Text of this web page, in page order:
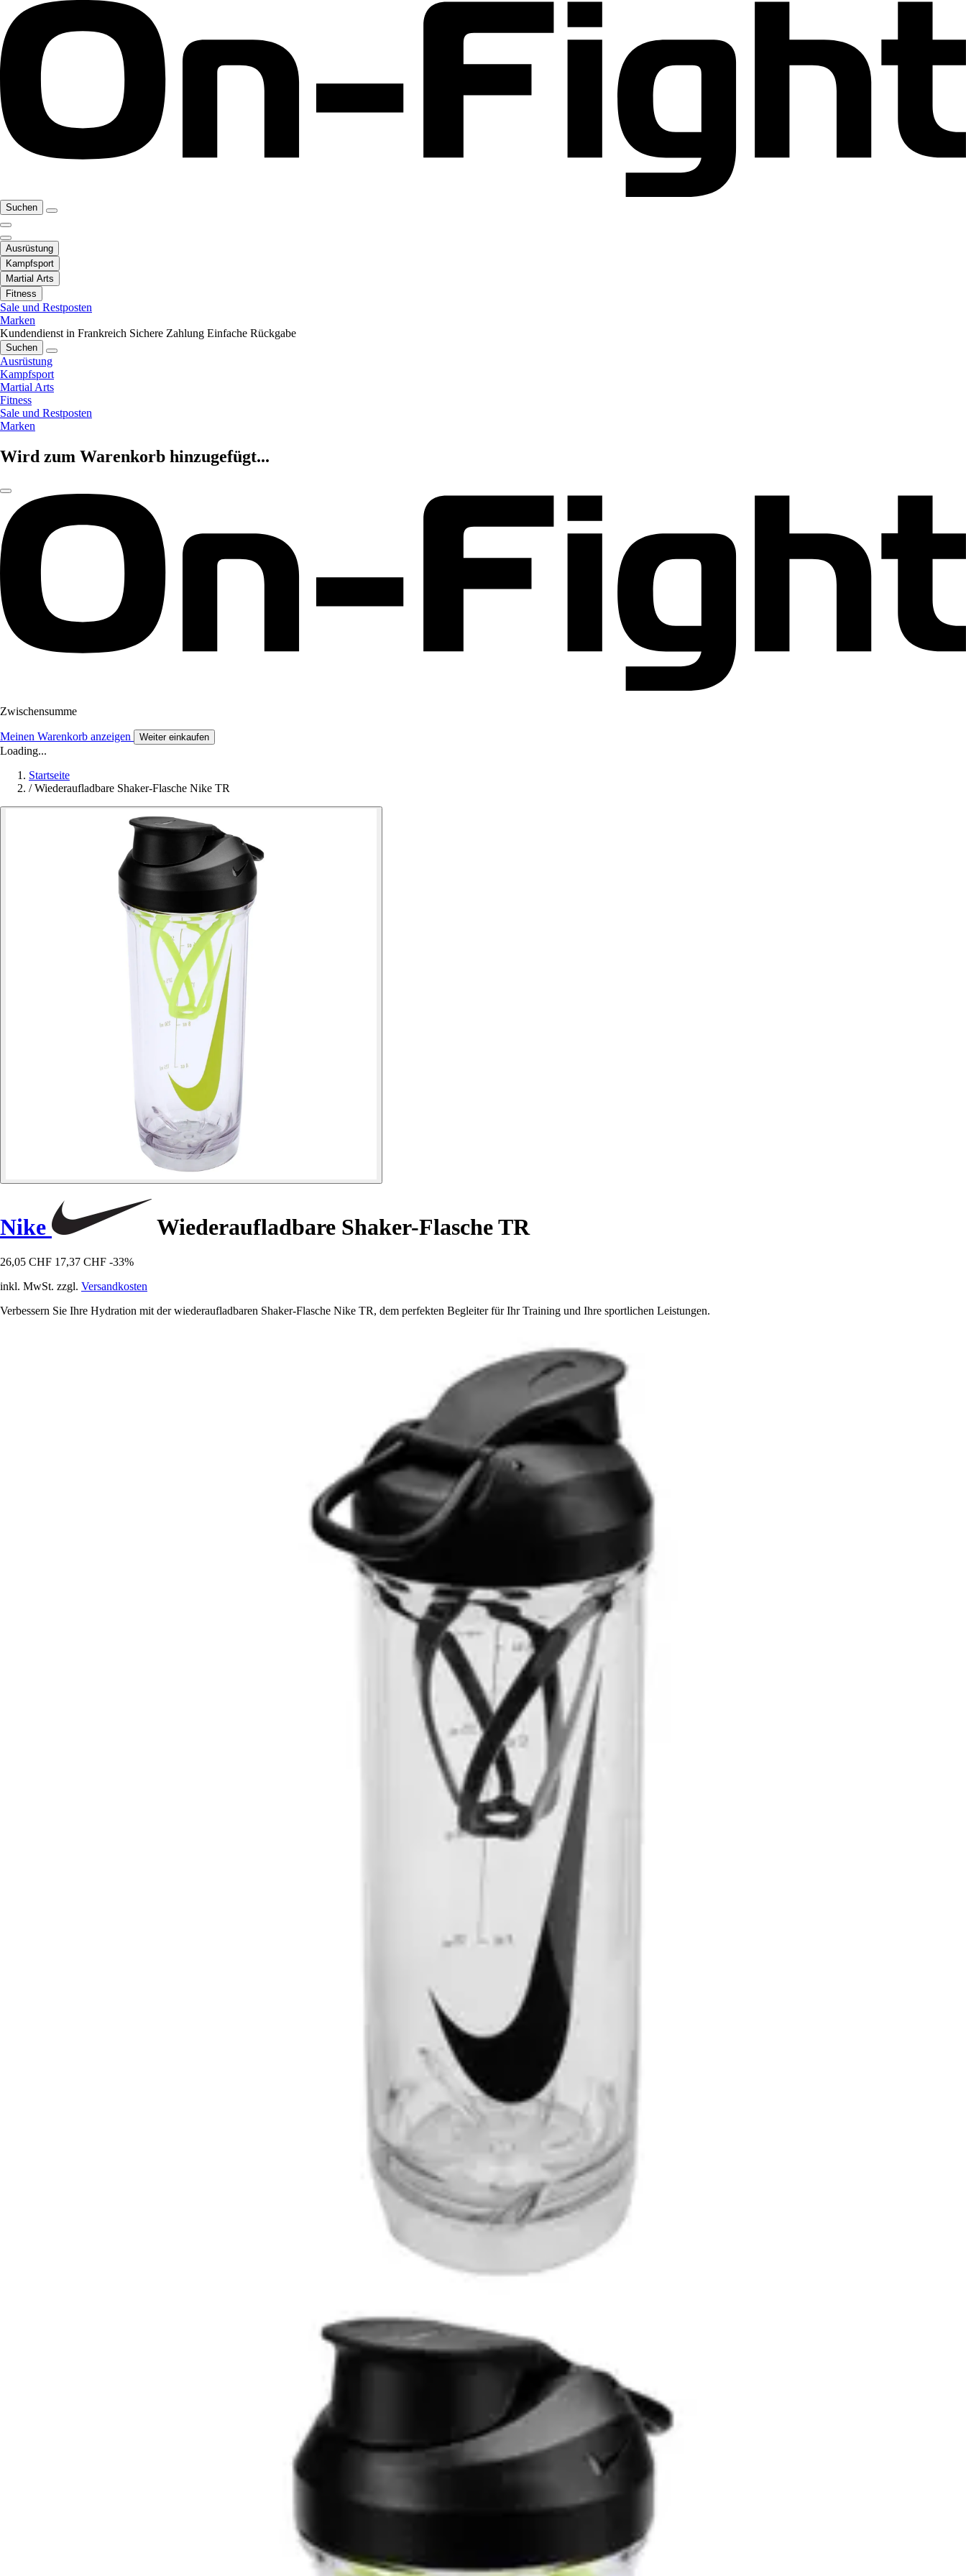
Suchen
Ausrüstung
Kampfsport
Martial Arts
Fitness
Sale und Restposten
Marken
Kundendienst in Frankreich Sichere Zahlung Einfache Rückgabe
Suchen
Ausrüstung
Kampfsport
Martial Arts
Fitness
Sale und Restposten
Marken
Wird zum Warenkorb hinzugefügt...
Zwischensumme
Meinen Warenkorb anzeigen Weiter einkaufen
Loading...
Startseite
/ Wiederaufladbare Shaker-Flasche Nike TR
Nike Wiederaufladbare Shaker-Flasche TR
26,05 CHF 17,37 CHF -33%
inkl. MwSt. zzgl. Versandkosten
Verbessern Sie Ihre Hydration mit der wiederaufladbaren Shaker-Flasche Nike TR, dem perfekten Begleiter für Ihr Training und Ihre sportlichen Leistungen.